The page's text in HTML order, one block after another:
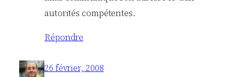
autorités compétentes.
Répondre
26 février, 2008